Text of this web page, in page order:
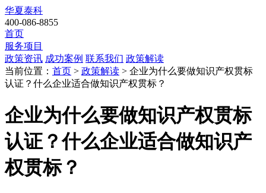
华夏泰科
400-086-8855
首页
服务项目
政策资讯 成功案例 联系我们 政策解读
当前位置： 首页 > 政策解读 > 企业为什么要做知识产权贯标
认证？什么企业适合做知识产权贯标？
企业为什么要做知识产权贯标
认证？什么企业适合做知识产
权贯标？